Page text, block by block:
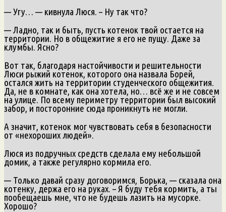
— Угу… — кивнула Люся. – Ну так что?
— Ладно, так и быть, пусть котенок твой остается на
территории. Но в общежитие я его не пущу. Даже за
клумбы. Ясно?
Вот так, благодаря настойчивости и решительности
Люси рыжий котенок, которого она назвала Борей,
остался жить на территории студенческого общежития.
Да, не в комнате, как она хотела, но… всё же и не совсем
на улице. По всему периметру территории был высокий
забор, и посторонние сюда проникнуть не могли.
А значит, котенок мог чувствовать себя в безопасности
от «нехороших людей».
Люся из подручных средств сделала ему небольшой
домик, а также регулярно кормила его.
— Только давай сразу договоримся, Борька, — сказала она
котенку, держа его на руках. – Я буду тебя кормить, а ты
пообещаешь мне, что не будешь лазить на мусорке.
Хорошо?